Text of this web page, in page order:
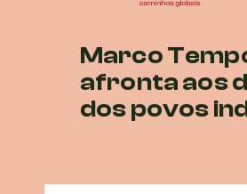
Marco
afronta aos
dos povos